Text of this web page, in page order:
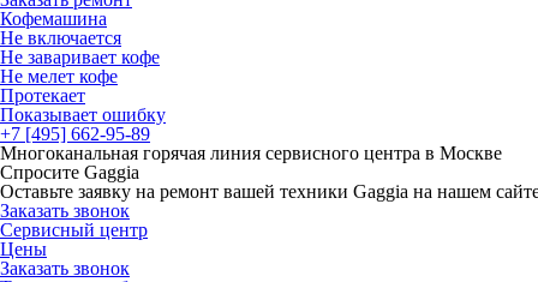
Кофемашина
Не включается
Не заваривает кофе
Не мелет кофе
Протекает
Показывает ошибку
+7 [495] 662-95-89
Многоканальная горячая линия сервисного центра в Москве
Спросите Gaggia
Оставьте заявку на ремонт вашей техники Gaggia на нашем
Заказать звонок
Сервисный центр
Цены
Заказать звонок